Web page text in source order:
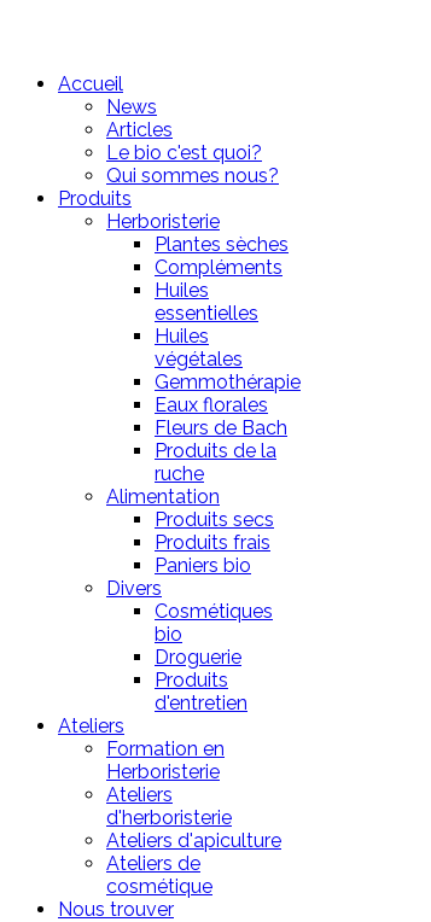
Accueil
News
Articles
Le bio c'est quoi?
Qui sommes nous?
Produits
Herboristerie
Plantes sèches
Compléments
Huiles
essentielles
Huiles
végétales
Gemmothérapie
Eaux florales
Fleurs de Bach
Produits de la
ruche
Alimentation
Produits secs
Produits frais
Paniers bio
Divers
Cosmétiques
bio
Droguerie
Produits
d'entretien
Ateliers
Formation en
Herboristerie
Ateliers
d'herboristerie
Ateliers d'apiculture
Ateliers de
cosmétique
Nous trouver